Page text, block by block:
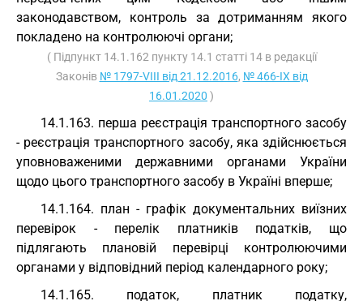
законодавством, контроль за дотриманням якого
покладено на контролюючі органи;
( Підпункт 14.1.162 пункту 14.1 статті 14 в редакції
Законів № 1797-VIII від 21.12.2016, № 466-IX від
16.01.2020 )
14.1.163. перша реєстрація транспортного засобу
- реєстрація транспортного засобу, яка здійснюється
уповноваженими державними органами України
щодо цього транспортного засобу в Україні вперше;
14.1.164. план - графік документальних виїзних
перевірок - перелік платників податків, що
підлягають плановій перевірці контролюючими
органами у відповідний період календарного року;
14.1.165. податок, платник податку,